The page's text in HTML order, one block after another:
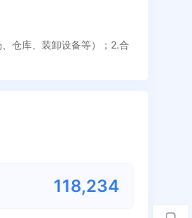
仓库、装卸设备等）；2.合
118,234